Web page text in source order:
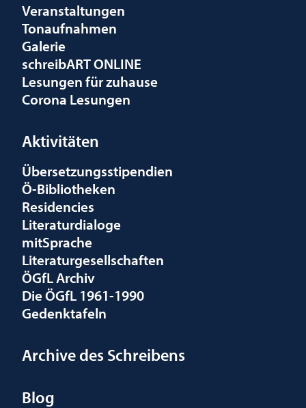
Veranstaltungen
Tonaufnahmen
Galerie
schreibART ONLINE
Lesungen für zuhause
Corona Lesungen
Aktivitäten
Übersetzungsstipendien
Ö-Bibliotheken
Residencies
Literaturdialoge
mitSprache
Literaturgesellschaften
ÖGfL Archiv
Die ÖGfL 1961-1990
Gedenktafeln
Archive des Schreibens
Blog